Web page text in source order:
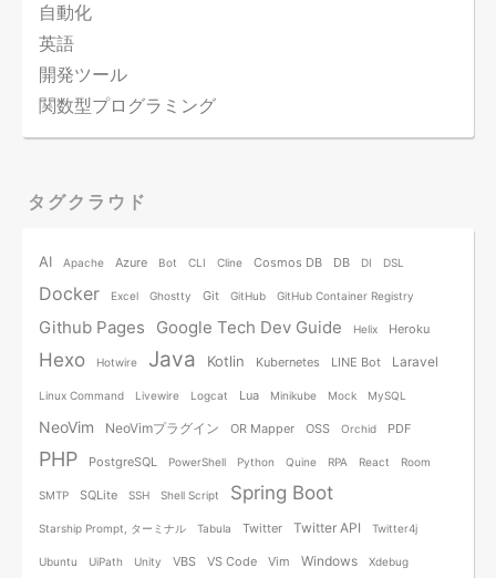
自動化
英語
開発ツール
関数型プログラミング
タグクラウド
AI Apache Azure Bot CLI Cline Cosmos DB DB DI DSL
Docker Excel Ghostty Git GitHub GitHub Container Registry
Github Pages Google Tech Dev Guide Helix Heroku
Hexo Hotwire Java Kotlin Kubernetes LINE Bot Laravel
Linux Command Livewire Logcat Lua Minikube Mock MySQL
NeoVim NeoVimプラグイン OR Mapper OSS Orchid PDF
PHP PostgreSQL PowerShell Python Quine RPA React Room
SMTP SQLite SSH Shell Script Spring Boot
Starship Prompt, ターミナル Tabula Twitter Twitter API Twitter4j
Ubuntu UiPath Unity VBS VS Code Vim Windows Xdebug